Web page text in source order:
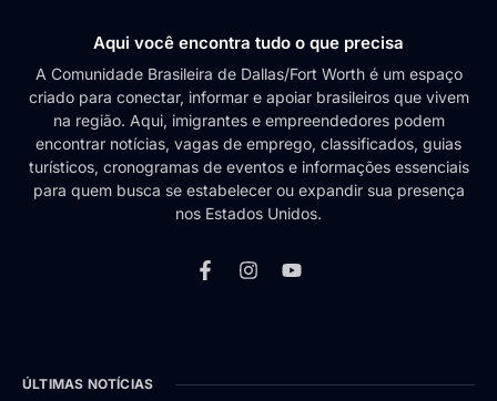
Aqui você encontra tudo o que precisa
A Comunidade Brasileira de Dallas/Fort Worth é um espaço
criado para conectar, informar e apoiar brasileiros que vivem
na região. Aqui, imigrantes e empreendedores podem
encontrar notícias, vagas de emprego, classificados, guias
turísticos, cronogramas de eventos e informações essenciais
para quem busca se estabelecer ou expandir sua presença
nos Estados Unidos.
ÚLTIMAS NOTÍCIAS